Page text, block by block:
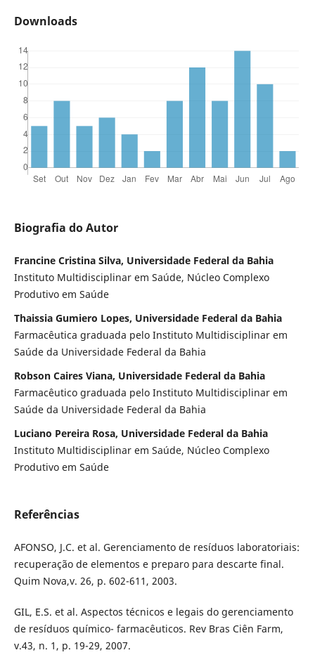
Downloads
Biografia do Autor
Francine Cristina Silva, Universidade Federal da Bahia
Instituto Multidisciplinar em Saúde, Núcleo Complexo
Produtivo em Saúde
Thaissia Gumiero Lopes, Universidade Federal da Bahia
Farmacêutica graduada pelo Instituto Multidisciplinar em
Saúde da Universidade Federal da Bahia
Robson Caires Viana, Universidade Federal da Bahia
Farmacêutico graduada pelo Instituto Multidisciplinar em
Saúde da Universidade Federal da Bahia
Luciano Pereira Rosa, Universidade Federal da Bahia
Instituto Multidisciplinar em Saúde, Núcleo Complexo
Produtivo em Saúde
Referências
AFONSO, J.C. et al. Gerenciamento de resíduos laboratoriais:
recuperação de elementos e preparo para descarte final.
Quim Nova,v. 26, p. 602-611, 2003.
GIL, E.S. et al. Aspectos técnicos e legais do gerenciamento
de resíduos químico- farmacêuticos. Rev Bras Ciên Farm,
v.43, n. 1, p. 19-29, 2007.